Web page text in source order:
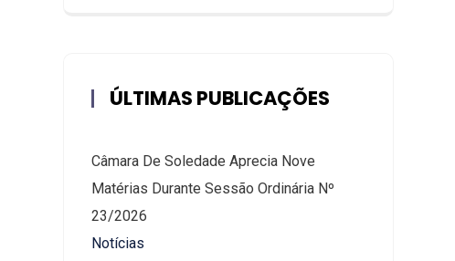
ÚLTIMAS PUBLICAÇÕES
Câmara De Soledade Aprecia Nove
Matérias Durante Sessão Ordinária Nº
23/2026
Notícias